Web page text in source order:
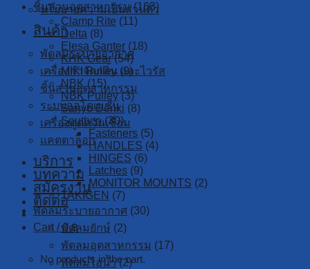
นโยบายความเป็นส่วนตัว
สินค้า
พัดลมระบายอากาศ
เครื่องกำจัดกลิ่น และไวรัส
ชิ้นส่วนอุตสาหกรรม
ระบบออโตเมชั่น
เครื่องดูดควันเชื่อม
แคตตาล็อก
บริการ
บทความ
สมัครงาน
ติดต่อ
Cart /0฿
No products in the cart.
ชิ้นส่วนอุตสาหกรรม (163)
Clamp Rite (11)
Delta (8)
Elesa Ganter (18)
KHK Gear (54)
MIKI Pulley (9)
NBK (15)
NBK Pulley (3)
Sanyo Denki (8)
Southco (30)
Fasteners (5)
HANDLES (4)
HINGES (6)
Latches (9)
MONITOR MOUNTS (2)
TAKIGEN (7)
พัดลมระบายอากาศ (30)
พัดลมยักษ์ (2)
พัดลมอุตสาหกรรม (17)
พัดลมไอน้ำ (2)